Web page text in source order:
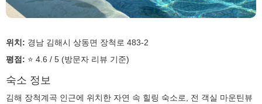
위치: 경남 김해시 상동면 장척로 483-2
평점: ⭐ 4.6 / 5 (방문자 리뷰 기준)
숙소 정보
김해 장척계곡 인근에 위치한 자연 속 힐링 숙소로, 전 객실 마운틴뷰